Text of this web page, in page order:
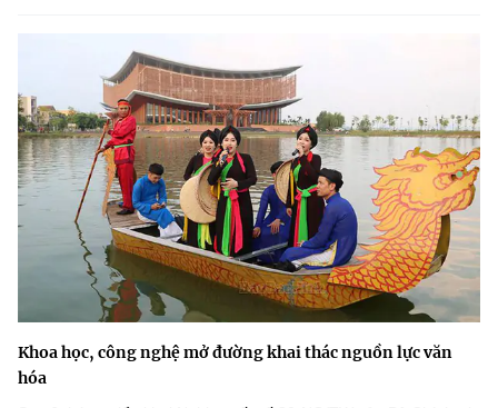
Khoa học, công nghệ mở đường khai thác nguồn lực văn
hóa